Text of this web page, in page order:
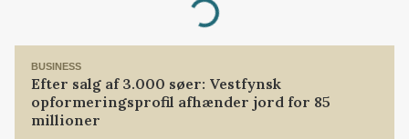
Loading...
BUSINESS
Efter salg af 3.000 søer: Vestfynsk
opformeringsprofil afhænder jord for 85
millioner